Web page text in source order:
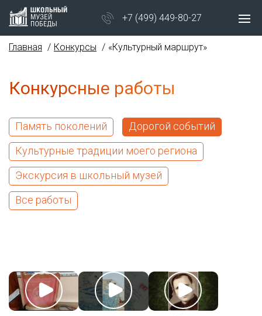
+7 (499) 449-80-27
Главная Конкурсы «Культурный маршрут»
Конкурсные работы
Память поколений
Дорогой событий
Культурные традиции моего региона
Экскурсия в школьный музей
Все работы